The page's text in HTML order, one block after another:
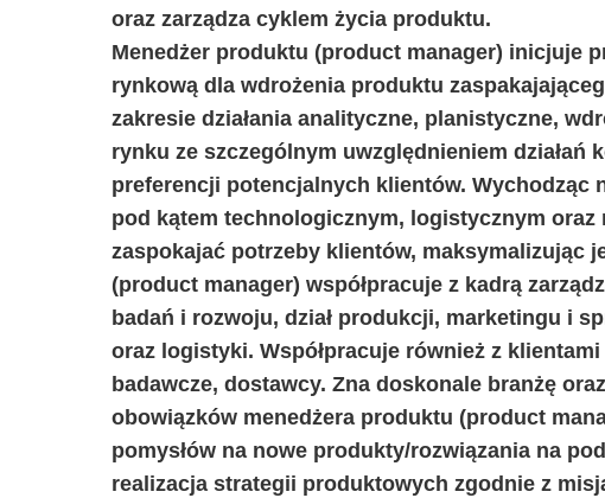
oraz zarządza cyklem życia produktu.
Menedżer produktu (product manager) inicjuje
rynkową dla wdrożenia produktu
zakresie działania analityczne, planistyczne,
rynku ze szczególnym uwzględnieniem
preferencji potencjalnych klientów. Wychodząc
pod kątem technologicznym, logistycznym
zaspokajać potrzeby klientów, maksymalizując
(product manager) współpracuje z kadrą
badań i rozwoju, dział produkcji, marketingu i
oraz logistyki. Współpracuje również z
badawcze, dostawcy. Zna doskonale branżę
obowiązków menedżera produktu (product
pomysłów na nowe produkty/rozwiązania na
realizacja strategii produktowych zgodnie z